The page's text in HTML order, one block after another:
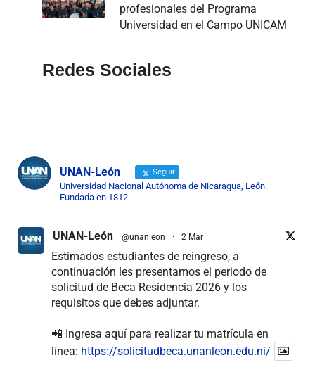
profesionales del Programa
Universidad en el Campo UNICAM
Redes Sociales
UNAN-León Seguir
Universidad Nacional Autónoma de Nicaragua, León.
Fundada en 1812
UNAN-León @unanleon · 2 Mar
Estimados estudiantes de reingreso, a
continuación les presentamos el periodo de
solicitud de Beca Residencia 2026 y los
requisitos que debes adjuntar.
📲 Ingresa aquí para realizar tu matrícula en
línea: https://solicitudbeca.unanleon.edu.ni/